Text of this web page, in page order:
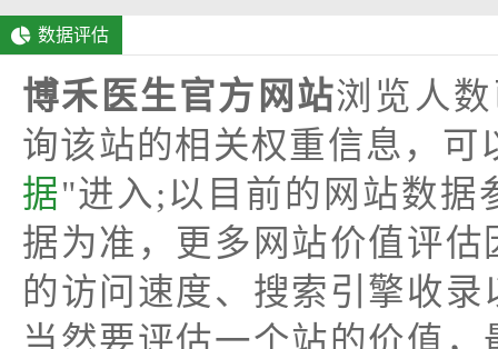
数据评估
博禾医生官方网站浏览人
询该站的相关权重信息，可
据"进入;以目前的网站数据
据为准，更多网站价值评
的访问速度、搜索引擎收